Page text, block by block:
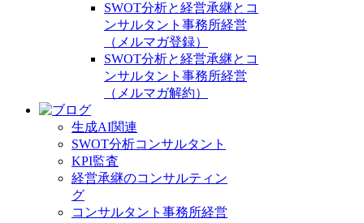
SWOT分析と経営承継とコ
ンサルタント事務所経営
（メルマガ登録）
SWOT分析と経営承継とコ
ンサルタント事務所経営
（メルマガ解約）
生成AI関連
SWOT分析コンサルタント
KPI監査
経営承継のコンサルティン
グ
コンサルタント事務所経営